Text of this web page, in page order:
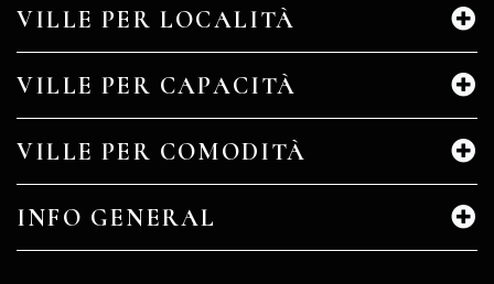
VILLE PER LOCALITÀ
VILLE PER CAPACITÀ
VILLE PER COMODITÀ
INFO GENERAL